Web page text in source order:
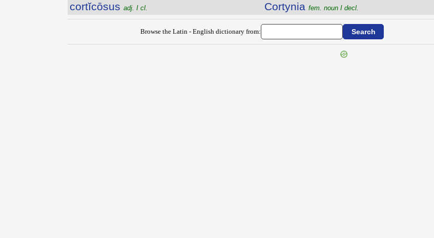
cortĭcōsus adj. I cl. Cortynia fem. noun I decl.
Browse the Latin - English dictionary from: